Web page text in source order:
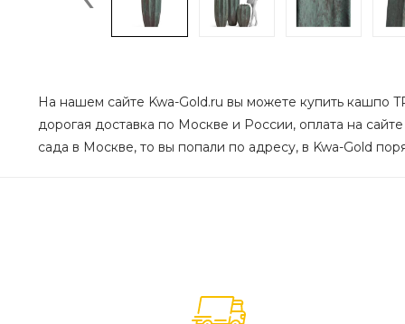
На нашем сайте Kwa-Gold.ru вы можете купить кашпо
дорогая доставка по Москве и России, оплата на
сада в Москве, то вы попали по адресу, в Kwa-Gold